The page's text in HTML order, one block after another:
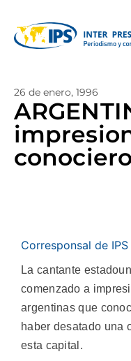
26 de enero, 1996
Corresponsal de IPS
La cantante
comenzado a
argentinas que
haber desatado una
esta capital.